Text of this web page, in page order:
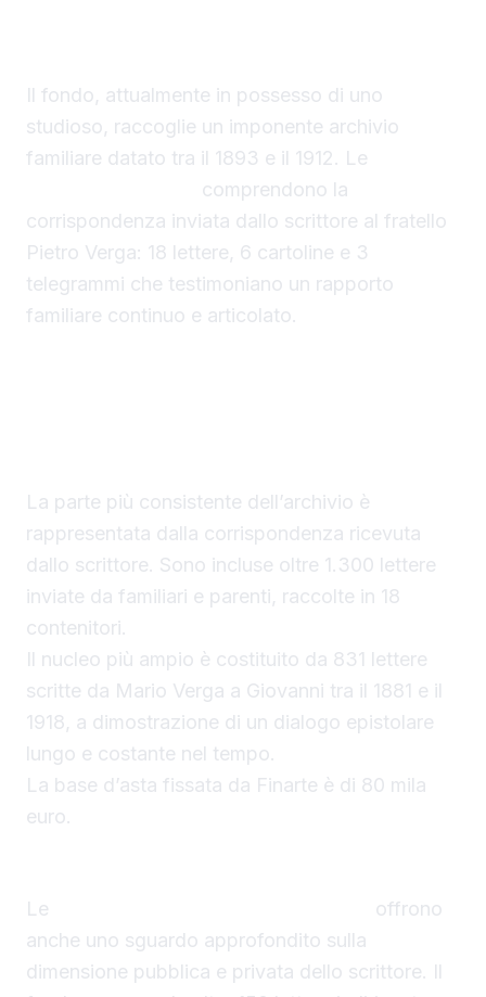
Il fondo, attualmente in possesso di uno
studioso, raccoglie un imponente archivio
familiare datato tra il 1893 e il 1912. Le
comprendono la
corrispondenza inviata dallo scrittore al fratello
Pietro Verga: 18 lettere, 6 cartoline e 3
telegrammi che testimoniano un rapporto
familiare continuo e articolato.
La parte più consistente dell’archivio è
rappresentata dalla corrispondenza ricevuta
dallo scrittore. Sono incluse oltre 1.300 lettere
inviate da familiari e parenti, raccolte in 18
contenitori.
Il nucleo più ampio è costituito da 831 lettere
scritte da Mario Verga a Giovanni tra il 1881 e il
1918, a dimostrazione di un dialogo epistolare
lungo e costante nel tempo.
La base d’asta fissata da Finarte è di 80 mila
euro.
Le
offrono
anche uno sguardo approfondito sulla
dimensione pubblica e privata dello scrittore. Il